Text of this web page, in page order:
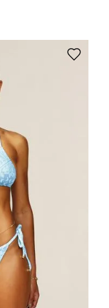
Marrom Carvalho
sem juros
,90
,90
Marrom Carvalho